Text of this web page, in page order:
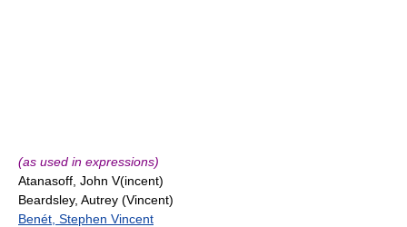
(as used in expressions)
Atanasoff, John V(incent)
Beardsley, Autrey (Vincent)
Benét, Stephen Vincent